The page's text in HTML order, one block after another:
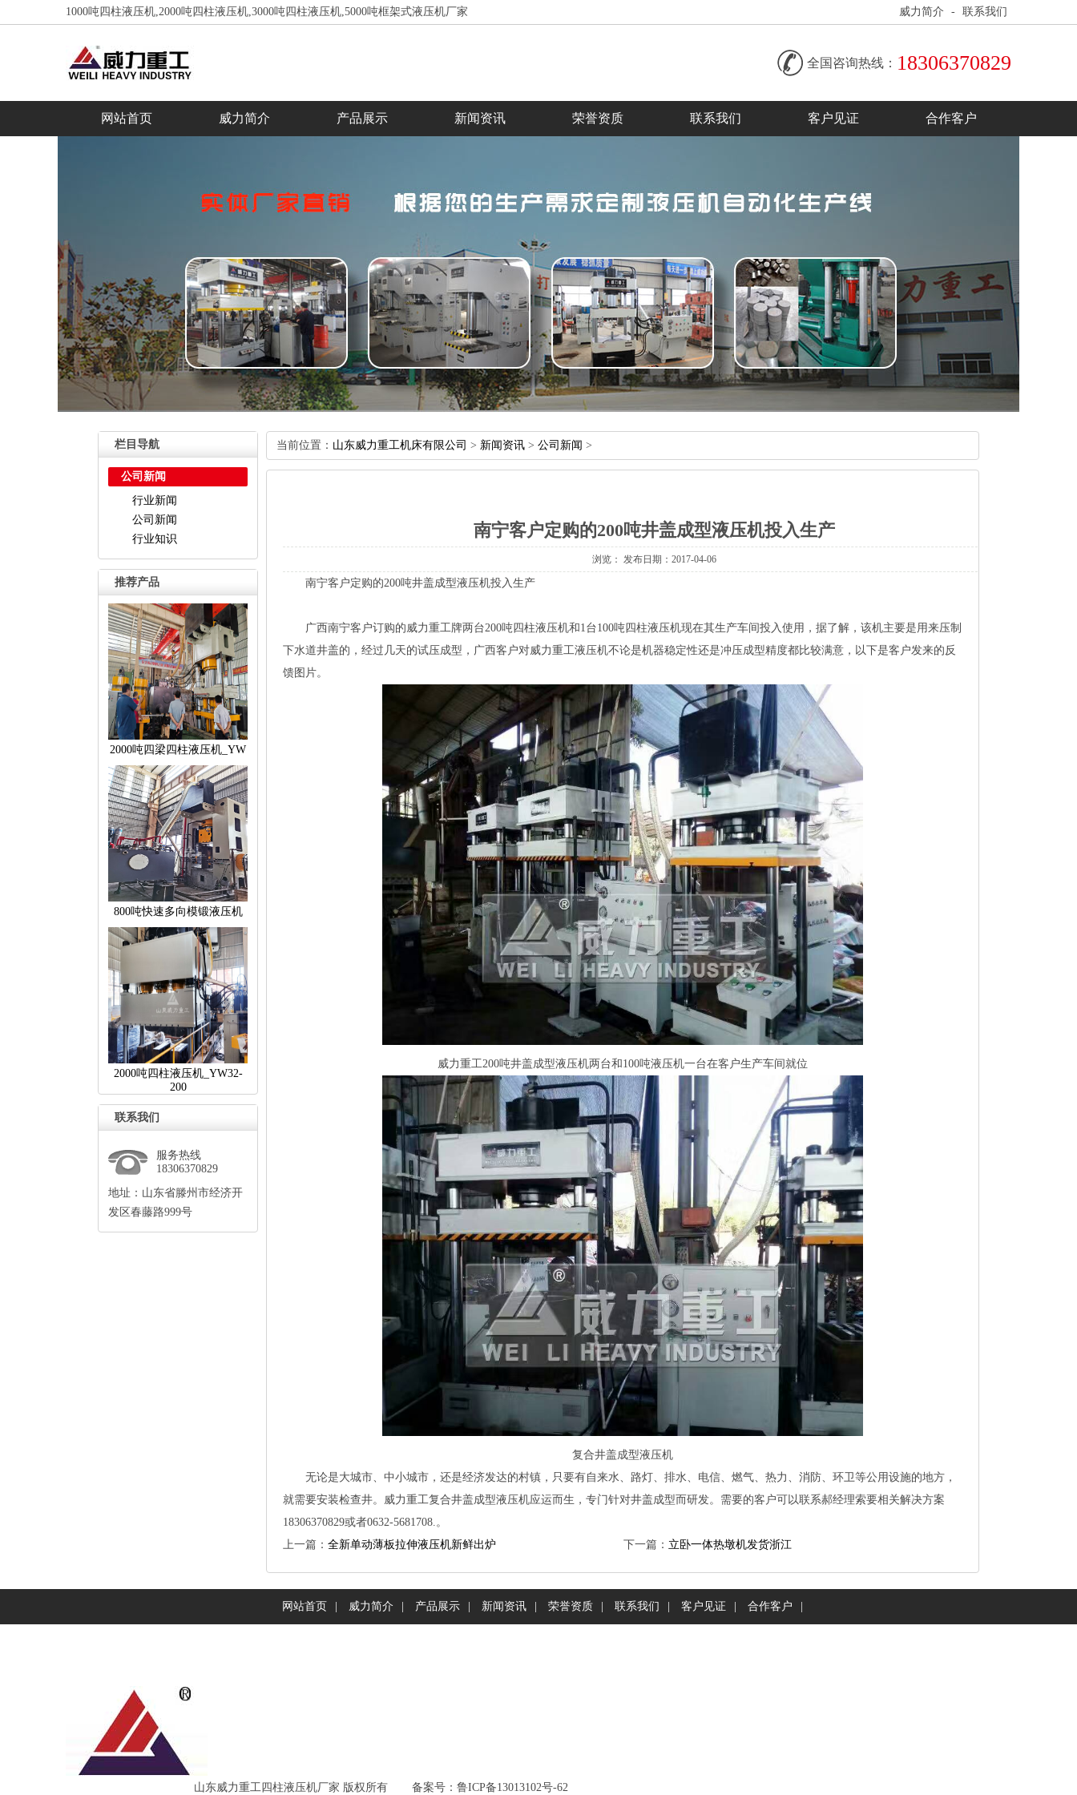
1000吨四柱液压机,2000吨四柱液压机,3000吨四柱液压机,5000吨框架式液压机厂家 威力简介 - 联系我们
18306370829
全国咨询热线：
网站首页 威力简介 产品展示 新闻资讯 荣誉资质 联系我们 客户见证 合作客户
栏目导航
公司新闻
行业新闻
公司新闻
行业知识
推荐产品
2000吨四梁四柱液压机_YW
800吨快速多向模锻液压机
2000吨四柱液压机_YW32-
200
联系我们
服务热线
18306370829
地址：山东省滕州市经济开
发区春藤路999号
当前位置： 山东威力重工机床有限公司 > 新闻资讯 > 公司新闻 >
南宁客户定购的200吨井盖成型液压机投入生产
浏览： 发布日期：2017-04-06
南宁客户定购的200吨井盖成型液压机投入生产
广西南宁客户订购的威力重工牌两台200吨四柱液压机和1台100吨四柱液压机现在其生产车间投入使用，据了解，该机主要是用来压制
下水道井盖的，经过几天的试压成型，广西客户对威力重工液压机不论是机器稳定性还是冲压成型精度都比较满意，以下是客户发来的反
馈图片。
威力重工200吨井盖成型液压机两台和100吨液压机一台在客户生产车间就位
复合井盖成型液压机
无论是大城市、中小城市，还是经济发达的村镇，只要有自来水、路灯、排水、电信、燃气、热力、消防、环卫等公用设施的地方，
就需要安装检查井。威力重工复合井盖成型液压机应运而生，专门针对井盖成型而研发。需要的客户可以联系郝经理索要相关解决方案
18306370829或者0632-5681708.。
上一篇： 全新单动薄板拉伸液压机新鲜出炉 下一篇： 立卧一体热墩机发货浙江
网站首页 威力简介 产品展示 新闻资讯 荣誉资质 联系我们 客户见证 合作客户
山东威力重工四柱液压机厂家版权所有 备案号： 鲁ICP备13013102号-62